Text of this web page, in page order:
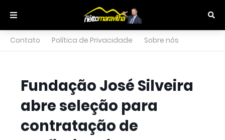
Contato Política de Privacidade Sobre nós
Fundação José Silveira
abre seleção para
contratação de